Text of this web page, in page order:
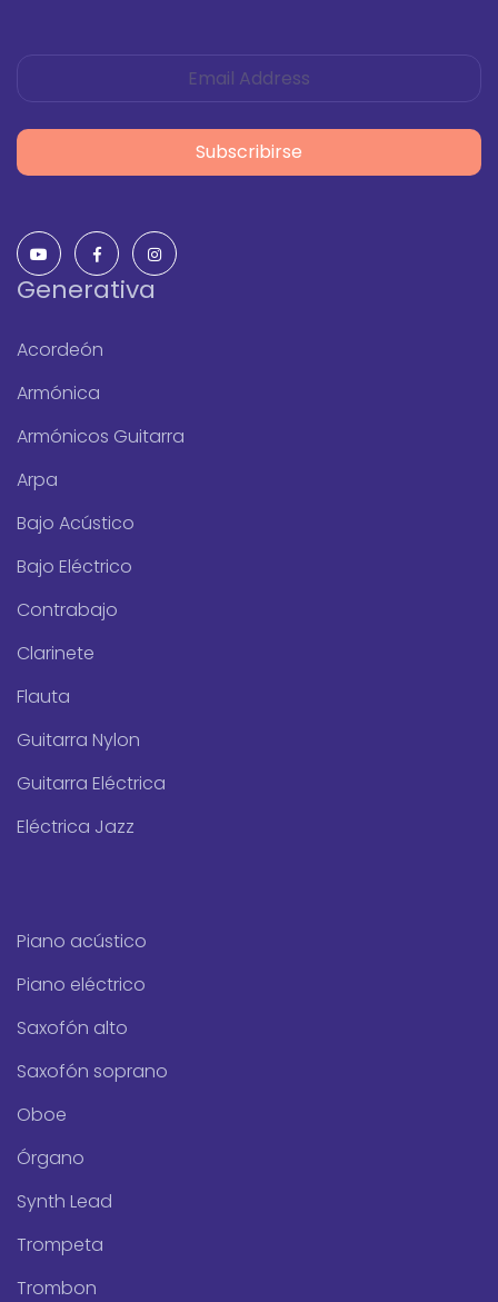
Subscribirse
Generativa
Acordeón
Armónica
Armónicos Guitarra
Arpa
Bajo Acústico
Bajo Eléctrico
Contrabajo
Clarinete
Flauta
Guitarra Nylon
Guitarra Eléctrica
Eléctrica Jazz
Piano acústico
Piano eléctrico
Saxofón alto
Saxofón soprano
Oboe
Órgano
Synth Lead
Trompeta
Trombon